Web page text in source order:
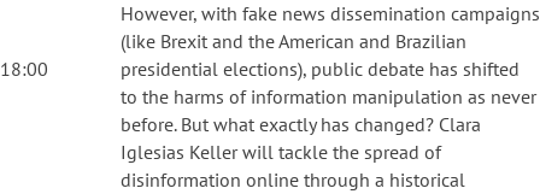
18:00
However, with fake news dissemination campaigns
(like Brexit and the American and Brazilian
presidential elections), public debate has shifted
to the harms of information manipulation as never
before. But what exactly has changed? Clara
Iglesias Keller will tackle the spread of
disinformation online through a historical